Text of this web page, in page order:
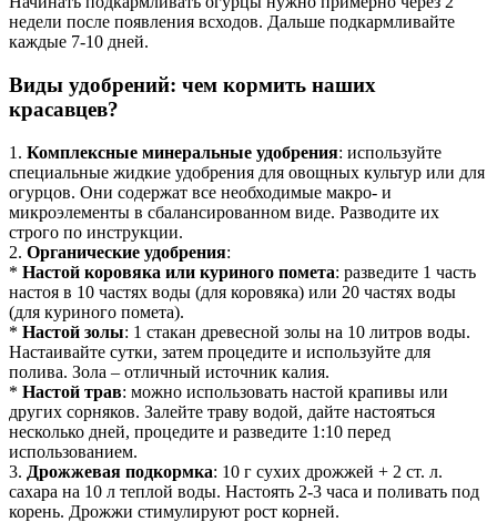
недели после появления всходов. Дальше подкармливайте
каждые 7-10 дней.
Виды удобрений: чем кормить наших
красавцев?
1. Комплексные минеральные удобрения: используйте
специальные жидкие удобрения для овощных культур или для
огурцов. Они содержат все необходимые макро- и
микроэлементы в сбалансированном виде. Разводите их
строго по инструкции.
2. Органические удобрения:
* Настой коровяка или куриного помета: разведите 1 часть
настоя в 10 частях воды (для коровяка) или 20 частях воды
(для куриного помета).
* Настой золы: 1 стакан древесной золы на 10 литров воды.
Настаивайте сутки, затем процедите и используйте для
полива. Зола – отличный источник калия.
* Настой трав: можно использовать настой крапивы или
других сорняков. Залейте траву водой, дайте настояться
несколько дней, процедите и разведите 1:10 перед
использованием.
3. Дрожжевая подкормка: 10 г сухих дрожжей + 2 ст. л.
сахара на 10 л теплой воды. Настоять 2-3 часа и поливать под
корень. Дрожжи стимулируют рост корней.